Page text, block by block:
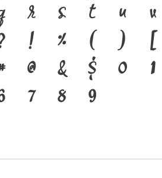
r s t u v
! % ( ) [
@ & $ 0 1
7 8 9